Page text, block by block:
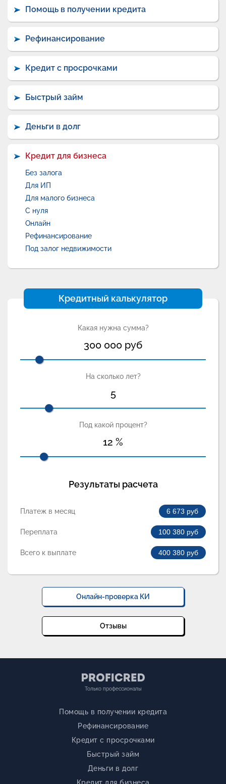
Помощь в получении кредита
Рефинансирование
Кредит с просрочками
Быстрый займ
Деньги в долг
Кредит для бизнеса
Без залога
Для ИП
Для малого бизнеса
С нуля
Онлайн
Рефинансирование
Под залог недвижимости
Кредитный калькулятор
Какая нужна сумма?
300 000 руб
На сколько лет?
5
Под какой процент?
12 %
Результаты расчета
Платеж в месяц 6 673 руб
Переплата 100 380 руб
Всего к выплате 400 380 руб
Онлайн-проверка КИ
Отзывы
Только профессионалы
Помощь в получении кредита
Рефинансирование
Кредит с просрочками
Быстрый займ
Деньги в долг